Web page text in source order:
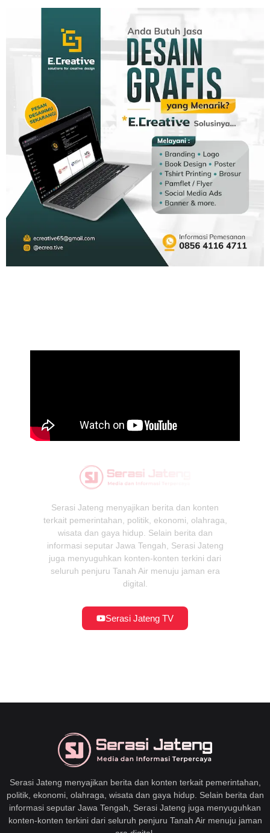
Serasi Jateng menyajikan berita dan konten
terkait pemerintahan, politik, ekonomi, olahraga,
wisata dan gaya hidup. Selain berita dan
informasi seputar Jawa Tengah, Serasi Jateng
juga menyuguhkan konten-konten terkini dari
seluruh penjuru Tanah Air menuju jaman era
digital.
Serasi Jateng TV
Serasi Jateng menyajikan berita dan konten terkait pemerintahan,
politik, ekonomi, olahraga, wisata dan gaya hidup. Selain berita dan
informasi seputar Jawa Tengah, Serasi Jateng juga menyuguhkan
konten-konten terkini dari seluruh penjuru Tanah Air menuju jaman